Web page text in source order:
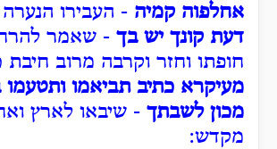
אחלפוה קמיה - העבירו
דעת קונך יש בך - שאמר
חופתו וחזר וקרבה מרוב חיבת
מעיקרא כתיב תביאמו
מכון לשבתך - שיבאו לארץ
מקדש: